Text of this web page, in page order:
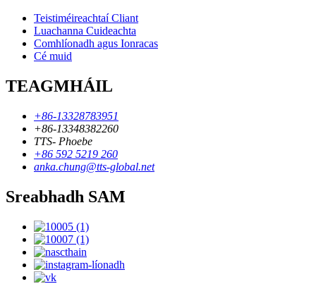
Teistiméireachtaí Cliant
Luachanna Cuideachta
Comhlíonadh agus Ionracas
Cé muid
TEAGMHÁIL
+86-13328783951
+86-13348382260
TTS- Phoebe
+86 592 5219 260
anka.chung@tts-global.net
Sreabhadh SAM